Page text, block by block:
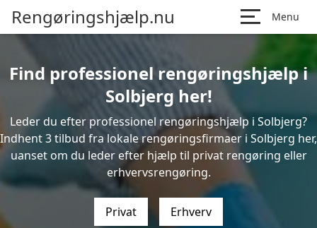
Rengøringshjælp.nu Menu
Find professionel rengøringshjælp i
Solbjerg her!
Leder du efter professionel rengøringshjælp i Solbjerg?
Indhent 3 tilbud fra lokale rengøringsfirmaer i Solbjerg her,
uanset om du leder efter hjælp til privat rengøring eller
erhvervsrengøring.
Privat Erhverv